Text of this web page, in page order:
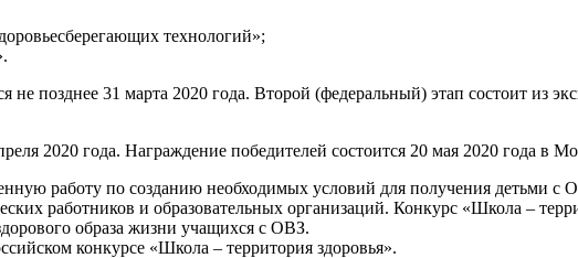
технологий»;
не позднее 31 марта 2020 года. Второй (федеральный) этап состоит из
2020 года. Награждение победителей состоится 20 мая 2020 года в
работу по созданию необходимых условий для получения детьми с
работников и образовательных организаций. Конкурс «Школа –
образа жизни учащихся с ОВЗ.
конкурсе «Школа – территория здоровья».